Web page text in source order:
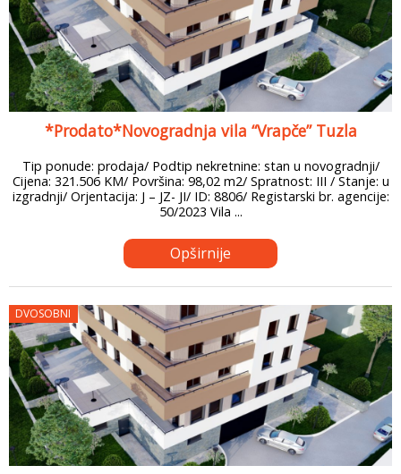
*Prodato*Novogradnja vila “Vrapče” Tuzla
Tip ponude: prodaja/ Podtip nekretnine: stan u novogradnji/
Cijena: 321.506 KM/ Površina: 98,02 m2/ Spratnost: III / Stanje: u
izgradnji/ Orjentacija: J – JZ- JI/ ID: 8806/ Registarski br. agencije:
50/2023 Vila ...
Opširnije
DVOSOBNI